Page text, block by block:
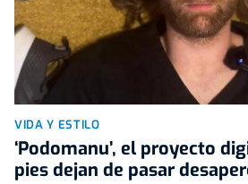
VIDA Y ESTILO
‘Podomanu’, el proyecto
pies dejan de pasar